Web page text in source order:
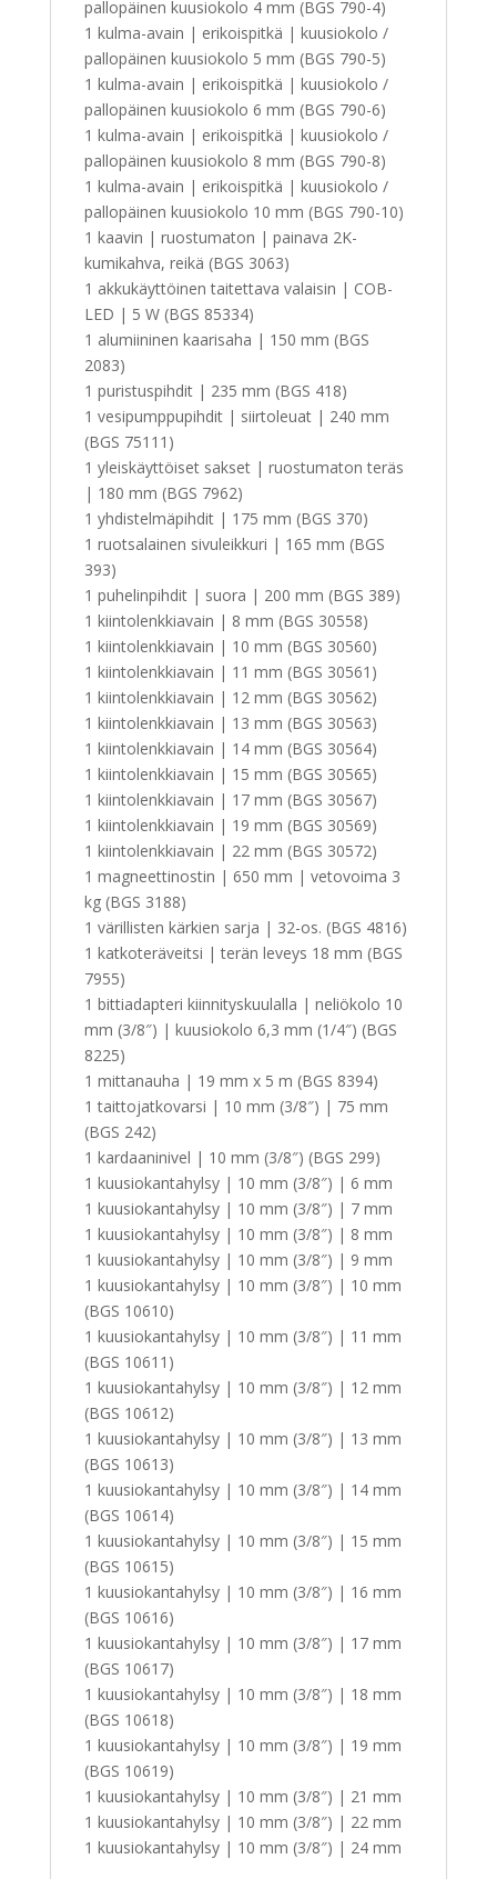
pallopäinen kuusiokolo 4 mm (BGS 790-4)
1 kulma-avain | erikoispitkä | kuusiokolo /
pallopäinen kuusiokolo 5 mm (BGS 790-5)
1 kulma-avain | erikoispitkä | kuusiokolo /
pallopäinen kuusiokolo 6 mm (BGS 790-6)
1 kulma-avain | erikoispitkä | kuusiokolo /
pallopäinen kuusiokolo 8 mm (BGS 790-8)
1 kulma-avain | erikoispitkä | kuusiokolo /
pallopäinen kuusiokolo 10 mm (BGS 790-10)
1 kaavin | ruostumaton | painava 2K-
kumikahva, reikä (BGS 3063)
1 akkukäyttöinen taitettava valaisin | COB-
LED | 5 W (BGS 85334)
1 alumiininen kaarisaha | 150 mm (BGS
2083)
1 puristuspihdit | 235 mm (BGS 418)
1 vesipumppupihdit | siirtoleuat | 240 mm
(BGS 75111)
1 yleiskäyttöiset sakset | ruostumaton teräs
| 180 mm (BGS 7962)
1 yhdistelmäpihdit | 175 mm (BGS 370)
1 ruotsalainen sivuleikkuri | 165 mm (BGS
393)
1 puhelinpihdit | suora | 200 mm (BGS 389)
1 kiintolenkkiavain | 8 mm (BGS 30558)
1 kiintolenkkiavain | 10 mm (BGS 30560)
1 kiintolenkkiavain | 11 mm (BGS 30561)
1 kiintolenkkiavain | 12 mm (BGS 30562)
1 kiintolenkkiavain | 13 mm (BGS 30563)
1 kiintolenkkiavain | 14 mm (BGS 30564)
1 kiintolenkkiavain | 15 mm (BGS 30565)
1 kiintolenkkiavain | 17 mm (BGS 30567)
1 kiintolenkkiavain | 19 mm (BGS 30569)
1 kiintolenkkiavain | 22 mm (BGS 30572)
1 magneettinostin | 650 mm | vetovoima 3
kg (BGS 3188)
1 värillisten kärkien sarja | 32-os. (BGS 4816)
1 katkoteräveitsi | terän leveys 18 mm (BGS
7955)
1 bittiadapteri kiinnityskuulalla | neliökolo 10
mm (3/8″) | kuusiokolo 6,3 mm (1/4″) (BGS
8225)
1 mittanauha | 19 mm x 5 m (BGS 8394)
1 taittojatkovarsi | 10 mm (3/8″) | 75 mm
(BGS 242)
1 kardaaninivel | 10 mm (3/8″) (BGS 299)
1 kuusiokantahylsy | 10 mm (3/8″) | 6 mm
1 kuusiokantahylsy | 10 mm (3/8″) | 7 mm
1 kuusiokantahylsy | 10 mm (3/8″) | 8 mm
1 kuusiokantahylsy | 10 mm (3/8″) | 9 mm
1 kuusiokantahylsy | 10 mm (3/8″) | 10 mm
(BGS 10610)
1 kuusiokantahylsy | 10 mm (3/8″) | 11 mm
(BGS 10611)
1 kuusiokantahylsy | 10 mm (3/8″) | 12 mm
(BGS 10612)
1 kuusiokantahylsy | 10 mm (3/8″) | 13 mm
(BGS 10613)
1 kuusiokantahylsy | 10 mm (3/8″) | 14 mm
(BGS 10614)
1 kuusiokantahylsy | 10 mm (3/8″) | 15 mm
(BGS 10615)
1 kuusiokantahylsy | 10 mm (3/8″) | 16 mm
(BGS 10616)
1 kuusiokantahylsy | 10 mm (3/8″) | 17 mm
(BGS 10617)
1 kuusiokantahylsy | 10 mm (3/8″) | 18 mm
(BGS 10618)
1 kuusiokantahylsy | 10 mm (3/8″) | 19 mm
(BGS 10619)
1 kuusiokantahylsy | 10 mm (3/8″) | 21 mm
1 kuusiokantahylsy | 10 mm (3/8″) | 22 mm
1 kuusiokantahylsy | 10 mm (3/8″) | 24 mm